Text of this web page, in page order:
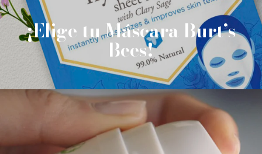
¡Elige tu Máscara Burt’s
Bees!